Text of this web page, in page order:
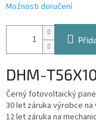
Možnosti doručení
DHM-
Černý fotovoltaický
30 let záruka výrobce na
12 let záruka na